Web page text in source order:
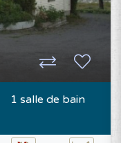
1 salle de bain